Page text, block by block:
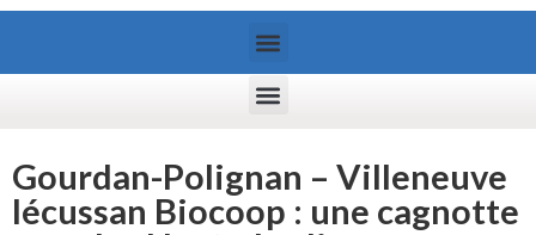
Gourdan-Polignan – Villeneuve
lécussan Biocoop : une cagnotte